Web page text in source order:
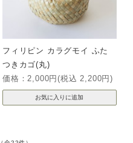
フィリピン カラグモイ ふた
つきカゴ(丸)
価格：2,000円(税込 2,200円)